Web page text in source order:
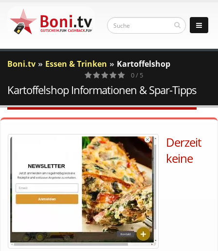
Boni.tv Essen & Trinken Kartoffelshop
0
Votes
0 / 5
Kartoffelshop Informationen & Spar-Tipps
Derzeit
keine